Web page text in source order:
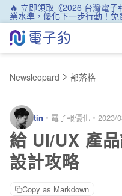
🔥 立即領取《2026 台灣電
業水準，優化下一步行動！免
Newsleopard 部落格
tin ・ 電子報優化 ・ 2023/
給 UI/UX 產
設計攻略
Copy as Markdown